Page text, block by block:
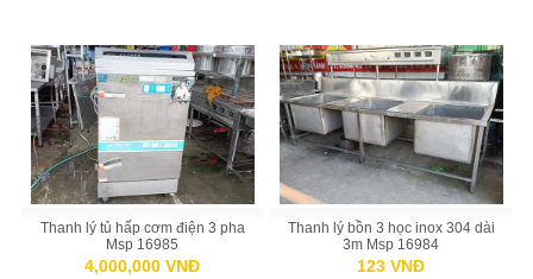
Thanh lý tủ hấp cơm điện 3 pha
Msp 16985
4,000,000 VNĐ
Thanh lý bồn 3 học inox 304 dài
3m Msp 16984
123 VNĐ